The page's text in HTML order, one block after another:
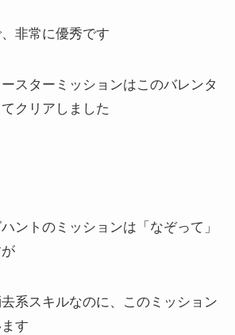
非常に優秀です
スターミッションはこのバレンタ
クリアしました
ントのミッションは「なぞって」
系スキルなのに、このミッション
す